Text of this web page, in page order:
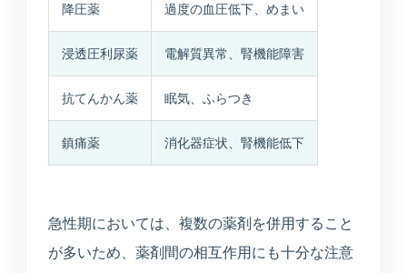
降圧薬 過度の血圧低下、めまい
浸透圧利尿薬 電解質異常、腎機能障害
抗てんかん薬 眠気、ふらつき
鎮痛薬 消化器症状、腎機能低下
急性期においては、複数の薬剤を併用すること
が多いため、薬剤間の相互作用にも十分な注意